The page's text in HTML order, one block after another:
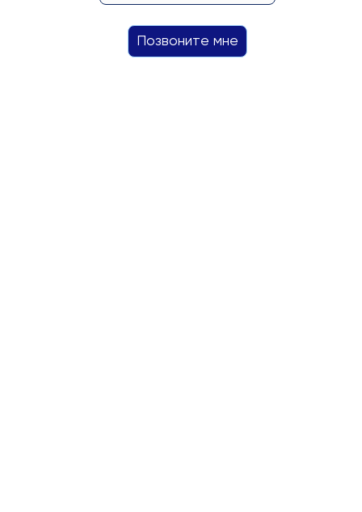
Позвоните мне